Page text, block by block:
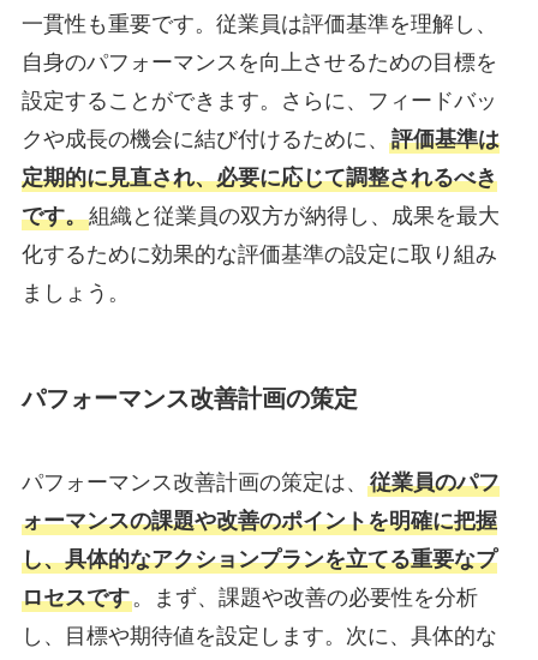
一貫性も重要です。従業員は評価基準を理解し、
自身のパフォーマンスを向上させるための目標を
設定することができます。さらに、フィードバッ
クや成長の機会に結び付けるために、 評価基準は
定期的に見直され、必要に応じて調整されるべき
です。組織と従業員の双方が納得し、成果を最大
化するために効果的な評価基準の設定に取り組み
ましょう。
パフォーマンス改善計画の策定
パフォーマンス改善計画の策定は、 従業員のパフ
ォーマンスの課題や改善のポイントを明確に把握
し、具体的なアクションプランを立てる重要なプ
ロセスです。まず、課題や改善の必要性を分析
し、目標や期待値を設定します。次に、具体的な